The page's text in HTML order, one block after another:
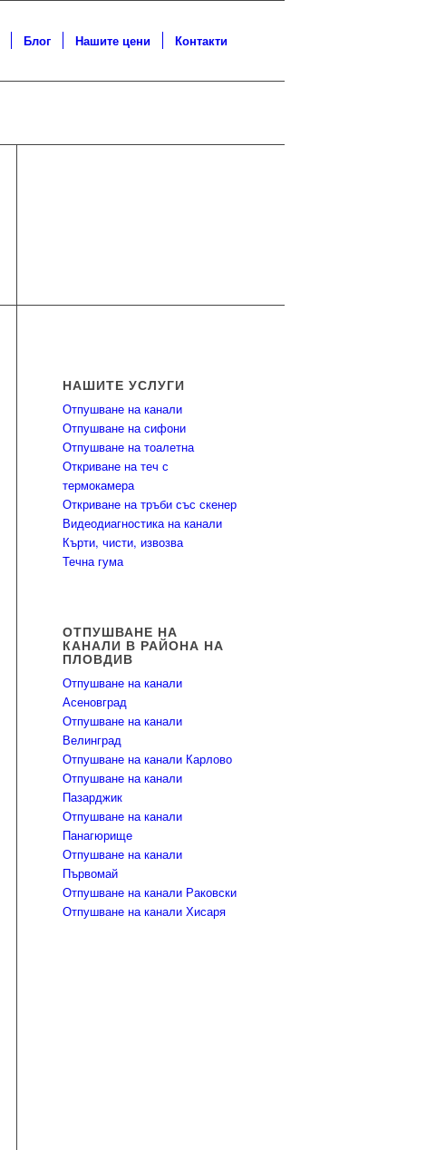
Блог Нашите цени Контакти
НАШИТЕ УСЛУГИ
Отпушване на канали
Отпушване на сифони
Отпушване на тоалетна
Откриване на теч с
термокамера
Откриване на тръби със скенер
Видеодиагностика на канали
Кърти, чисти, извозва
Течна гума
ОТПУШВАНЕ НА
КАНАЛИ В РАЙОНА НА
ПЛОВДИВ
Отпушване на канали
Асеновград
Отпушване на канали
Велинград
Отпушване на канали Карлово
Отпушване на канали
Пазарджик
Отпушване на канали
Панагюрище
Отпушване на канали
Първомай
Отпушване на канали Раковски
Отпушване на канали Хисаря